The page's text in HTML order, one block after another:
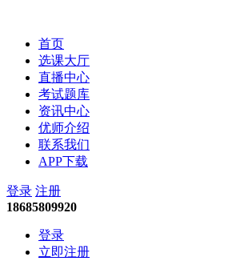
首页
选课大厅
直播中心
考试题库
资讯中心
优师介绍
联系我们
APP下载
登录 注册
18685809920
登录
立即注册